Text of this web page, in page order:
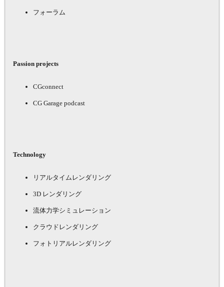
フォーラム
Passion projects
CGconnect
CG Garage podcast
Technology
リアルタイムレンダリング
3D レンダリング
流体力学シミュレーション
クラウドレンダリング
フォトリアルレンダリング